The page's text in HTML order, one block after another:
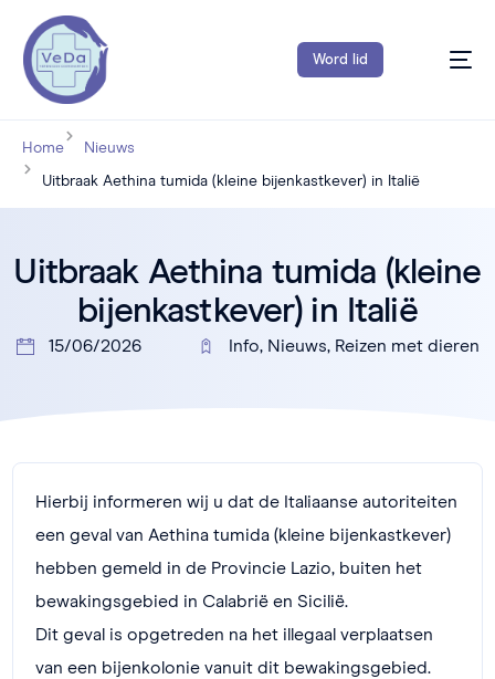
Word lid
Home
Nieuws
Uitbraak Aethina tumida (kleine bijenkastkever) in Italië
Uitbraak Aethina tumida (kleine
bijenkastkever) in Italië
15/06/2026 Info, Nieuws, Reizen met dieren
Hierbij informeren wij u dat de Italiaanse autoriteiten
een geval van Aethina tumida (kleine bijenkastkever)
hebben gemeld in de Provincie Lazio, buiten het
bewakingsgebied in Calabrië en Sicilië.
Dit geval is opgetreden ​​na het illegaal verplaatsen
van een bijenkolonie vanuit dit bewakingsgebied.